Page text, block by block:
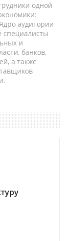
одной
аудитории
специалисты
и
банков,
а также